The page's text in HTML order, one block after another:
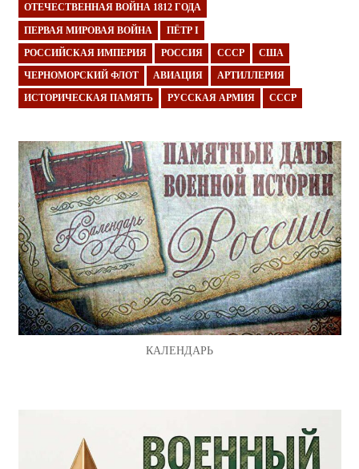
ОТЕЧЕСТВЕННАЯ ВОЙНА 1812 ГОДА
ПЕРВАЯ МИРОВАЯ ВОЙНА ПЁТР I
РОССИЙСКАЯ ИМПЕРИЯ РОССИЯ СССР США
ЧЕРНОМОРСКИЙ ФЛОТ АВИАЦИЯ АРТИЛЛЕРИЯ
ИСТОРИЧЕСКАЯ ПАМЯТЬ РУССКАЯ АРМИЯ СССР
КАЛЕНДАРЬ